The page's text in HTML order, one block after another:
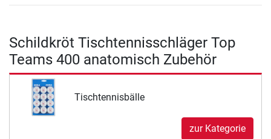
Schildkröt Tischtennisschläger Top
Teams 400 anatomisch Zubehör
Tischtennisbälle
zur Kategorie